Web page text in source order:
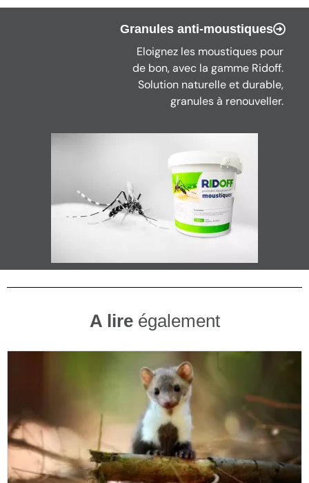
Granules anti-moustiques
Eloignez les moustiques pour
de bon, avec la gamme Ridoff.
Solution naturelle et durable,
granules à renouveller.
A lireégalement